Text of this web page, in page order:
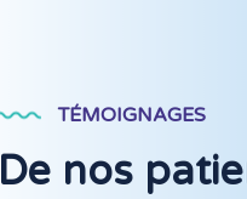
TÉMOIGNAGES
De nos